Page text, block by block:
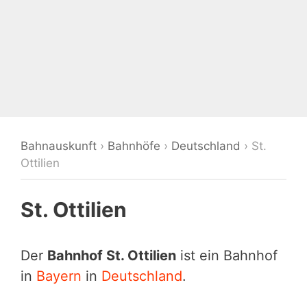
Bahnauskunft › Bahnhöfe › Deutschland › St.
Ottilien
St. Ottilien
Der Bahnhof St. Ottilien ist ein Bahnhof
in Bayern in Deutschland.